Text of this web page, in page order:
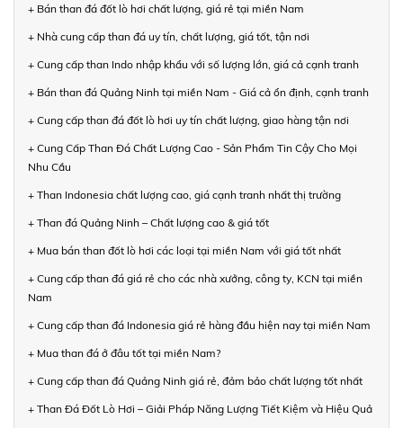
+ Bán than đá đốt lò hơi chất lượng, giá rẻ tại miền Nam
+ Nhà cung cấp than đá uy tín, chất lượng, giá tốt, tận nơi
+ Cung cấp than Indo nhập khẩu với số lượng lớn, giá cả cạnh tranh
+ Bán than đá Quảng Ninh tại miền Nam - Giá cả ổn định, cạnh tranh
+ Cung cấp than đá đốt lò hơi uy tín chất lượng, giao hàng tận nơi
+ Cung Cấp Than Đá Chất Lượng Cao - Sản Phẩm Tin Cậy Cho Mọi
Nhu Cầu
+ Than Indonesia chất lượng cao, giá cạnh tranh nhất thị trường
+ Than đá Quảng Ninh – Chất lượng cao & giá tốt
+ Mua bán than đốt lò hơi các loại tại miền Nam với giá tốt nhất
+ Cung cấp than đá giá rẻ cho các nhà xưởng, công ty, KCN tại miền
Nam
+ Cung cấp than đá Indonesia giá rẻ hàng đầu hiện nay tại miền Nam
+ Mua than đá ở đâu tốt tại miền Nam?
+ Cung cấp than đá Quảng Ninh giá rẻ, đảm bảo chất lượng tốt nhất
+ Than Đá Đốt Lò Hơi – Giải Pháp Năng Lượng Tiết Kiệm và Hiệu Quả